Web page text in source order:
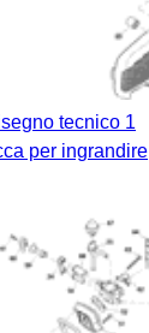
tecnico 1
per ingrandire